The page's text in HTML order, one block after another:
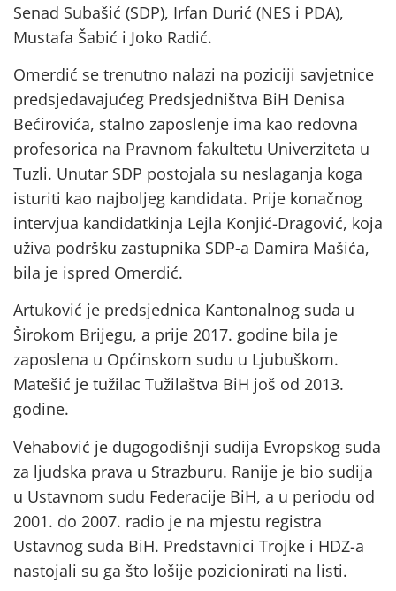
Senad Subašić (SDP), Irfan Durić (NES i PDA),
Mustafa Šabić i Joko Radić.
Omerdić se trenutno nalazi na poziciji savjetnice
predsjedavajućeg Predsjedništva BiH Denisa
Bećirovića, stalno zaposlenje ima kao redovna
profesorica na Pravnom fakultetu Univerziteta u
Tuzli. Unutar SDP postojala su neslaganja koga
isturiti kao najboljeg kandidata. Prije konačnog
intervjua kandidatkinja Lejla Konjić-Dragović, koja
uživa podršku zastupnika SDP-a Damira Mašića,
bila je ispred Omerdić.
Artuković je predsjednica Kantonalnog suda u
Širokom Brijegu, a prije 2017. godine bila je
zaposlena u Općinskom sudu u Ljubuškom.
Matešić je tužilac Tužilaštva BiH još od 2013.
godine.
Vehabović je dugogodišnji sudija Evropskog suda
za ljudska prava u Strazburu. Ranije je bio sudija
u Ustavnom sudu Federacije BiH, a u periodu od
2001. do 2007. radio je na mjestu registra
Ustavnog suda BiH. Predstavnici Trojke i HDZ-a
nastojali su ga što lošije pozicionirati na listi.